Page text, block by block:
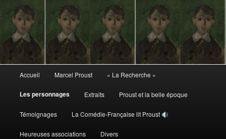
Accueil Marcel Proust « La Recherche »
Les personnages Extraits Proust et la belle époque
Témoignages La Comédie-Française lit Proust
Heureuses associations Divers